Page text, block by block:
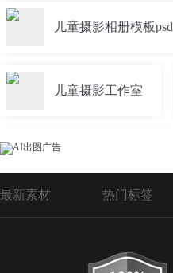
儿童摄影相册模板psd
儿童摄影工作室
儿童摄影海报模版
儿童摄影背景
最新素材 热门标签